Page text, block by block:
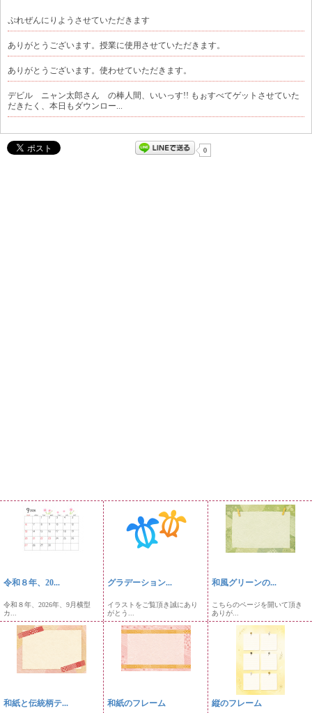
ぷれぜんにりようさせていただきます
ありがとうございます。授業に使用させていただきます。
ありがとうございます。使わせていただきます。
デビル ニャン太郎さん の棒人間、いいっす!! もぉすべてゲットさせていた
だきたく、本日もダウンロー...
0
令和８年、20...
令和８年、2026年、9月横型
カ...
グラデーション...
イラストをご覧頂き誠にあり
がとう...
和風グリーンの...
こちらのページを開いて頂き
ありが...
和紙と伝統柄テ... 和紙のフレーム 縦のフレーム